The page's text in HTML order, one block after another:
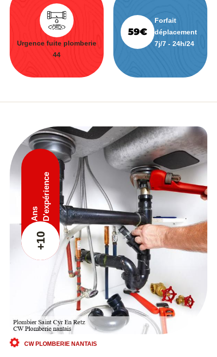
Urgence fuite plomberie
44
Forfait
déplacement
7j/7 - 24h/24
+10
Ans D'expérience
CW PLOMBERIE NANTAIS